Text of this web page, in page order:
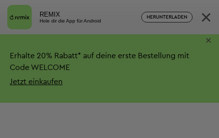
REMIX
Hole dir die App für Android
HERUNTERLADEN ×
Erhalte 20% Rabatt* auf deine erste Bestellung mit
Code WELCOME
Jetzt einkaufen
×